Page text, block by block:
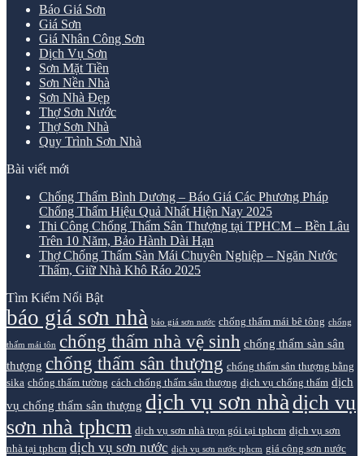
Báo Giá Sơn
Giá Sơn
Giá Nhân Công Sơn
Dịch Vụ Sơn
Sơn Mặt Tiền
Sơn Nền Nhà
Sơn Nhà Đẹp
Thợ Sơn Nước
Thợ Sơn Nhà
Quy Trình Sơn Nhà
Bài viết mới
Chống Thấm Bình Dương – Báo Giá Các Phương Pháp
Chống Thấm Hiệu Quả Nhất Hiện Nay 2025
Thi Công Chống Thấm Sân Thượng tại TPHCM – Bền Lâu
Trên 10 Năm, Bảo Hành Dài Hạn
Thợ Chống Thấm Sàn Mái Chuyên Nghiệp – Ngăn Nước
Thấm, Giữ Nhà Khô Ráo 2025
Tìm Kiếm Nổi Bật
báo giá sơn nhà báo giá sơn nước chống thấm mái bê tông chống
thấm mái tôn chống thấm nhà vệ sinh chống thấm sàn sân
thượng chống thấm sân thượng chống thấm sân thượng bằng
sika chống thấm tường cách chống thấm sân thượng dịch vụ chống thấm dịch
vụ chống thấm sân thượng dịch vụ sơn nhà dịch vụ
sơn nhà tphcm dịch vụ sơn nhà trọn gói tại tphcm dịch vụ sơn
nhà tại tphcm dịch vụ sơn nước dịch vụ sơn nước tphcm giá công sơn nước